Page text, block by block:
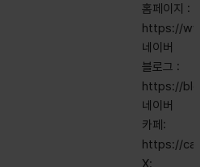
홈페이지 :
https://
네이버
블로그 :
https://
네이버
카페:
https://
X: